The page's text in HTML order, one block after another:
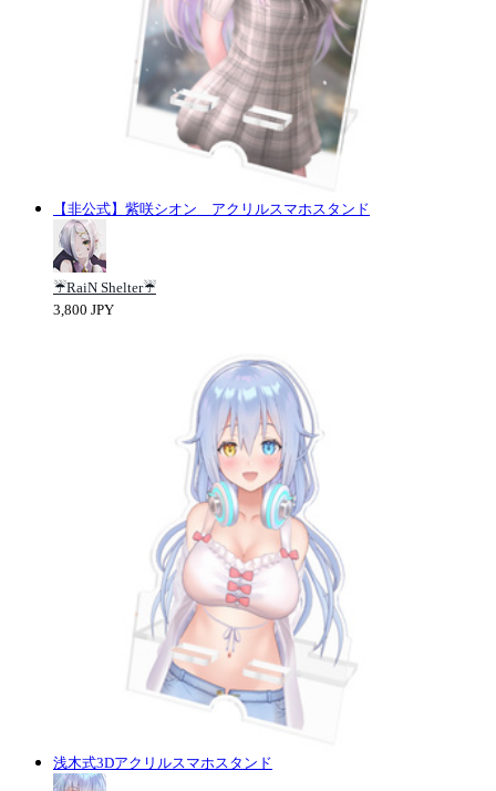
【非公式】紫咲シオン アクリルスマホスタンド
☔RaiN Shelter☔
3,800 JPY
浅木式3Dアクリルスマホスタンド